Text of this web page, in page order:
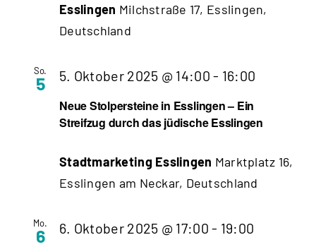
Esslingen Milchstraße 17, Esslingen,
Deutschland
So.
5
Neue Stolpersteine in Esslingen – Ein
Streifzug durch das jüdische Esslingen
5. Oktober 2025 @ 14:00 - 16:00
Stadtmarketing Esslingen Marktplatz 16,
Esslingen am Neckar, Deutschland
Mo.
6 6. Oktober 2025 @ 17:00 - 19:00